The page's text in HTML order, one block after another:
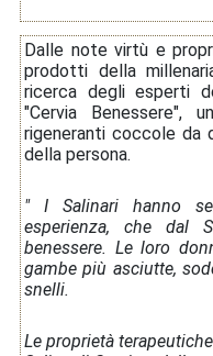
Dalle note virtù e
prodotti della
ricerca degli esperti
"Cervia Benessere",
rigeneranti coccole da
della persona.
" I Salinari hanno
esperienza, che dal
benessere. Le loro
gambe più asciutte,
snelli.
Le proprietà